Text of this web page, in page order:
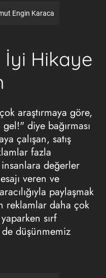
Engin Karaca
İyi Hikaye
araştırmaya göre,
diye bağırması
çalışan, satış
fazla
değerler
veren ve
paylaşmak
reklamlar daha çok
sırf
düşünmemiz